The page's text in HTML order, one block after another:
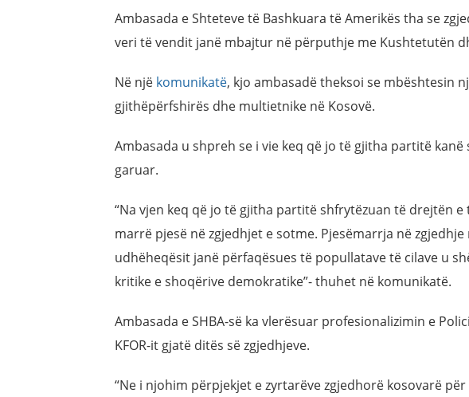
Ambasada e Shteteve të Bashkuara të Amerikës tha se
veri të vendit janë mbajtur në përputhje me Kushtetutën
Në një komunikatë, kjo ambasadë theksoi se mbështesin
gjithëpërfshirës dhe multietnike në Kosovë.
Ambasada u shpreh se i vie keq që jo të gjitha partitë
garuar.
“Na vjen keq që jo të gjitha partitë shfrytëzuan të drejtën
marrë pjesë në zgjedhjet e sotme. Pjesëmarrja në
udhëheqësit janë përfaqësues të popullatave të cilave u
kritike e shoqërive demokratike”- thuhet në komunikatë.
Ambasada e SHBA-së ka vlerësuar profesionalizimin e
KFOR-it gjatë ditës së zgjedhjeve.
“Ne i njohim përpjekjet e zyrtarëve zgjedhorë kosovarë për